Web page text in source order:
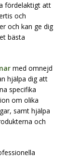
fördelaktigt att
och
och kan ge dig
bästa
med omnejd
hjälpa dig att
specifika
om olika
samt hjälpa
och